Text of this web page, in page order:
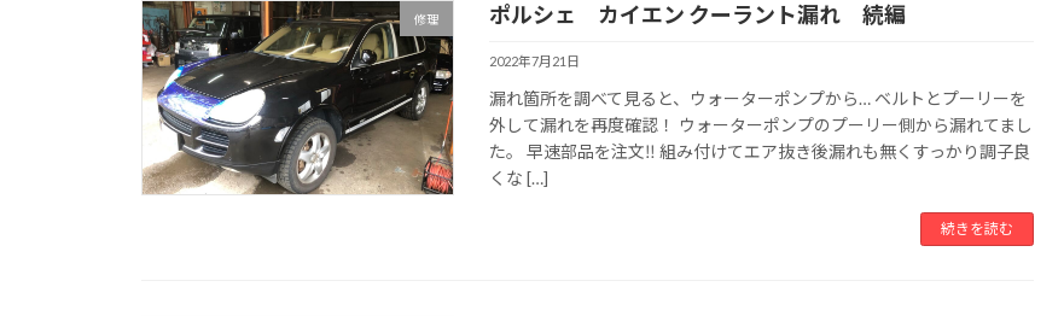
修理 ポルシェ カイエン クーラント漏れ 続編
2022年7月21日
漏れ箇所を調べて見ると、ウォーターポンプから… ベルトとプーリーを
外して漏れを再度確認！ ウォーターポンプのプーリー側から漏れてまし
た。 早速部品を注文‼︎ 組み付けてエア抜き後漏れも無くすっかり調子良
くな […]
続きを読む